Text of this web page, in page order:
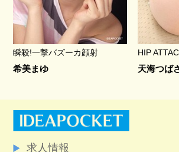
瞬殺!一撃バズーカ顔射
希美まゆ
HIP
天海つば
求人情報